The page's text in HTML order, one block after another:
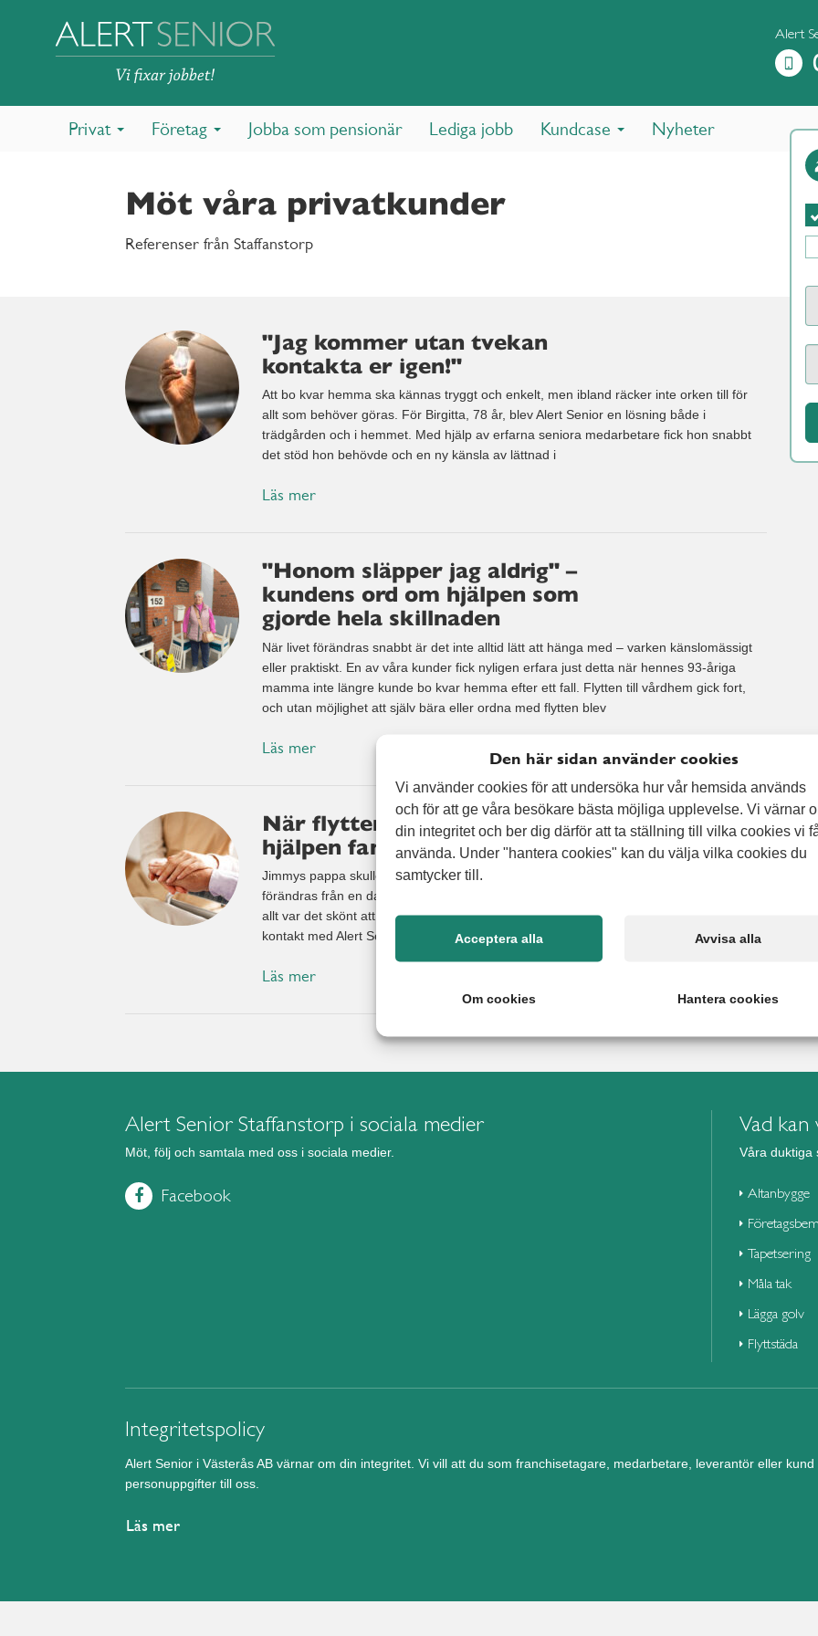
Alert
Privat Företag Jobba som pensionär Lediga jobb Kundcase Nyheter
Möt våra privatkunder
Referenser från Staffanstorp
"Jag kommer utan tvekan
kontakta er igen!"
Att bo kvar hemma ska kännas tryggt och enkelt, men ibland räcker inte orken till för
allt som behöver göras. För Birgitta, 78 år, blev Alert Senior en lösning både i
trädgården och i hemmet. Med hjälp av erfarna seniora medarbetare fick hon snabbt
det stöd hon behövde och en ny känsla av lättnad i
Läs mer
"Honom släpper jag aldrig" –
kundens ord om hjälpen som
gjorde hela skillnaden
När livet förändras snabbt är det inte alltid lätt att hänga med – varken känslomässigt
eller praktiskt. En av våra kunder fick nyligen erfara just detta när hennes 93-åriga
mamma inte längre kunde bo kvar hemma efter ett fall. Flytten till vårdhem gick fort,
och utan möjlighet att själv bära eller ordna med flytten blev
Läs mer
När flytten blev plötslig och
hjälpen fanns nära
Jimmys pappa skulle flytta till ett äldreboende, och allt gick väldigt snabbt. Livet kan
förändras från en dag till en annan, och det blev en stressig situation för familjen. Mitt i
allt var det skönt att veta att hjälp fanns att få. Det var inte första gången Jimmy hade
kontakt med Alert Senior. Sist handlade
Läs mer
Alert Senior Staffanstorp i sociala medier
Möt, följ och samtala med oss i sociala medier.
Facebook
Vad kan
Våra duktiga
Altanbygge
Tapetsering
Måla tak
Lägga golv
Flyttstäda
Integritetspolicy
Alert Senior i Västerås AB värnar om din integritet. Vi vill att du som franchisetagare, medarbetare, leverantör eller
personuppgifter till oss.
Läs mer
Den här sidan använder cookies
Vi använder cookies för att undersöka hur vår hemsida används
och för att ge våra besökare bästa möjliga upplevelse. Vi värnar
din integritet och ber dig därför att ta ställning till vilka cookies vi
använda. Under "hantera cookies" kan du välja vilka cookies du
samtycker till.
Acceptera alla Avvisa alla
Om cookies Hantera cookies